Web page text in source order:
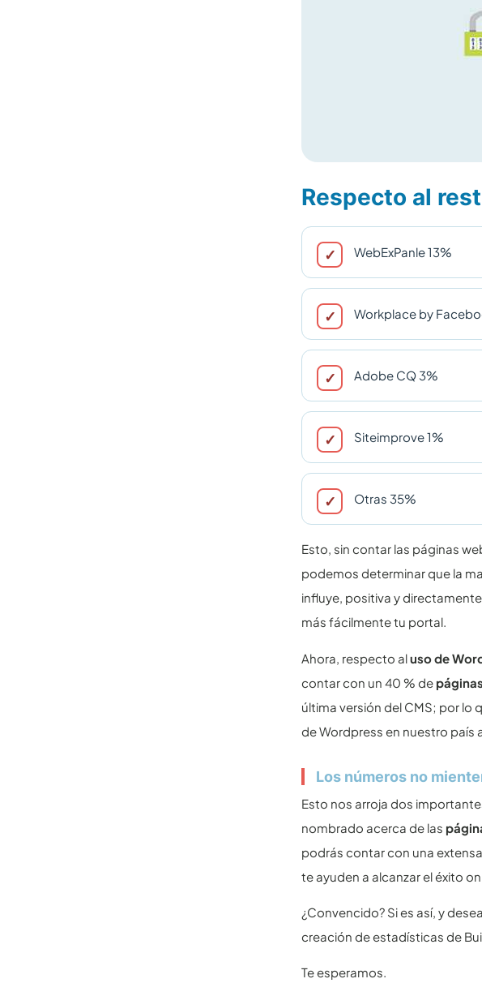
Respecto al
WebExPanle 13%
Workplace by
Adobe CQ 3%
Siteimprove 1%
Otras 35%
Esto, sin contar las páginas
podemos determinar que la
influye, positiva y
más fácilmente tu portal.
Ahora, respecto aluso de
contar con un 40 % de
última versión del CMS; por lo
de Wordpress en nuestro país
Los números no
Esto nos arroja dos
nombrado acerca de las
podrás contar con una
te ayuden a alcanzar el éxito
¿Convencido? Si es así, y
creación de estadísticas de
Te esperamos.